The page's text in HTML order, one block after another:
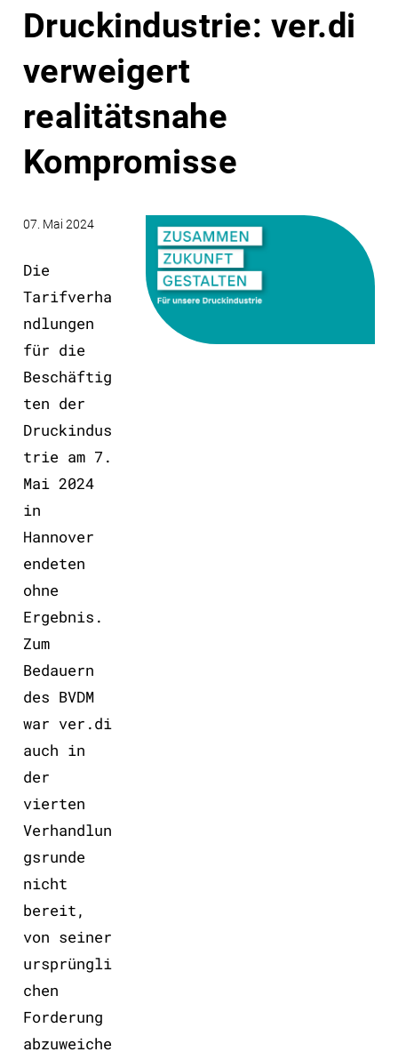
Druck­industrie: ver.di
verweigert
realitätsnahe
Kompromisse
07. Mai 2024
Die
Tarifverha
ndlungen
für die
Beschäftig
ten der
Druckindus
trie am 7.
Mai 2024
in
Hannover
endeten
ohne
Ergebnis.
Zum
Bedauern
des BVDM
war ver.di
auch in
der
vierten
Verhandlun
gsrunde
nicht
bereit,
von seiner
ursprüngli
chen
Forderung
abzuweiche